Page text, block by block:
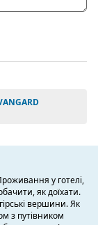
у готелі,
як доїхати.
вершини. Як
з путівником